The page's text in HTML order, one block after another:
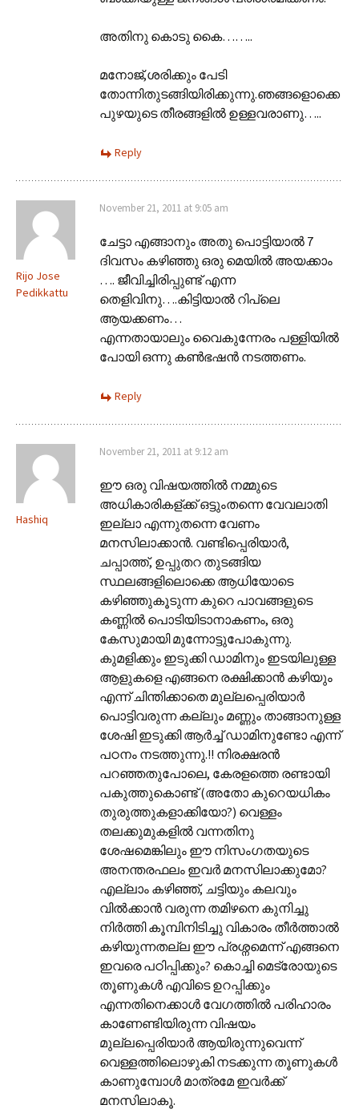
അതിനു കൊടു കൈ……..
മനോജ്,ശരിക്കും പേടി
തോന്നിതുടങ്ങിയിരിക്കുന്നു.ഞങ്ങളൊക്കെ
പുഴയുടെ തീരങ്ങളില്‍ ഉള്ളവരാണു…..
Reply
Rijo Jose
Pedikkattu
November 21, 2011 at 9:05 am
ചേട്ടാ എങ്ങാനും അതു പൊട്ടിയാൽ 7
ദിവസം കഴിഞ്ഞു ഒരു മെയിൽ അയക്കാം
…. ജീവിച്ചിരിപ്പുണ്ട് എന്ന
തെളിവിനു….കിട്ടിയാൽ റിപ്ലെ
ആയക്കണം…
എന്നതായാലും വൈകുന്നേരം പള്ളിയിൽ
പോയി ഒന്നു കൺഭഷൻ നടത്തണം.
Reply
Hashiq
November 21, 2011 at 9:12 am
ഈ ഒരു വിഷയത്തില്‍ നമ്മുടെ
അധികാരികള്ക്ക്‍ ഒട്ടുംതന്നെ വേവലാതി
ഇല്ലാ എന്നുതന്നെ വേണം
മനസിലാക്കാന്‍. വണ്ടിപ്പെരിയാര്‍,
ചപ്പാത്ത്, ഉപ്പുതറ തുടങ്ങിയ
സ്ഥലങ്ങളിലൊക്കെ ആധിയോടെ
കഴിഞ്ഞുകൂടുന്ന കുറെ പാവങ്ങളുടെ
കണ്ണില്‍ പൊടിയിടാനാകണം, ഒരു
കേസുമായി മുന്നോട്ടുപോകുന്നു.
കുമളിക്കും ഇടുക്കി ഡാമിനും ഇടയിലുള്ള
ആളുകളെ എങ്ങനെ രക്ഷിക്കാന്‍ കഴിയും
എന്ന് ചിന്തിക്കാതെ മുല്ലപ്പെരിയാര്‍
പൊട്ടിവരുന്ന കല്ലും മണ്ണും താങ്ങാനുള്ള
ശേഷി ഇടുക്കി ആര്‍ച്ച് ഡാമിനുണ്ടോ എന്ന്
പഠനം നടത്തുന്നു.!! നിരക്ഷരന്‍
പറഞ്ഞതുപോലെ, കേരളത്തെ രണ്ടായി
പകുത്തുകൊണ്ട് (അതോ കുറെയധികം
തുരുത്തുകളാക്കിയോ?) വെള്ളം
തലക്കുമുകളില്‍ വന്നതിനു
ശേഷമെങ്കിലും ഈ നിസംഗതയുടെ
അനന്തരഫലം ഇവര്‍ മനസിലാക്കുമോ?
എല്ലാം കഴിഞ്ഞ്, ചട്ടിയും കലവും
വില്‍ക്കാന്‍ വരുന്ന തമിഴനെ കുനിച്ചു
നിര്‍ത്തി കൂമ്പിനിടിച്ചു വികാരം തീര്‍ത്താല്‍
കഴിയുന്നതല്ല ഈ പ്രശ്നമെന്ന് എങ്ങനെ
ഇവരെ പഠിപ്പിക്കും? കൊച്ചി മെട്രോയുടെ
തൂണുകള്‍ എവിടെ ഉറപ്പിക്കും
എന്നതിനെക്കാള്‍ വേഗത്തില്‍ പരിഹാരം
കാണേണ്ടിയിരുന്ന വിഷയം
മുല്ലപ്പെരിയാര്‍ ആയിരുന്നുവെന്ന്
വെള്ളത്തിലൊഴുകി നടക്കുന്ന തൂണുകള്‍
കാണുമ്പോള്‍ മാത്രമേ ഇവര്‍ക്ക്
മനസിലാകൂ.